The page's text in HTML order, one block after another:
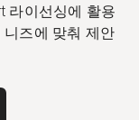
라이선싱에 활용
즈에 맞춰 제안